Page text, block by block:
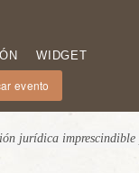
WIDGET
evento
jurídica imprescindible